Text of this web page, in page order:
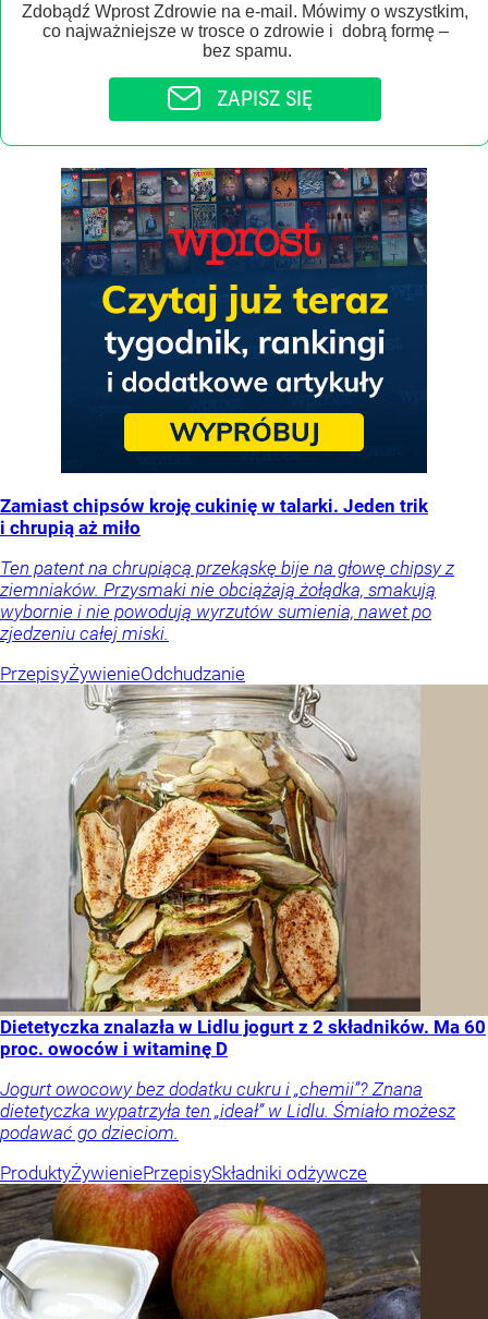
Zdobądź Wprost Zdrowie na e-mail. Mówimy o wszystkim,
co najważniejsze w trosce o zdrowie i dobrą formę –
bez spamu.
ZAPISZ SIĘ
Zamiast chipsów kroję cukinię w talarki. Jeden trik
i chrupią aż miło
Ten patent na chrupiącą przekąskę bije na głowę chipsy z
ziemniaków. Przysmaki nie obciążają żołądka, smakują
wybornie i nie powodują wyrzutów sumienia, nawet po
zjedzeniu całej miski.
PrzepisyŻywienieOdchudzanie
Dietetyczka znalazła w Lidlu jogurt z 2 składników. Ma 60
proc. owoców i witaminę D
Jogurt owocowy bez dodatku cukru i „chemii”? Znana
dietetyczka wypatrzyła ten „ideał” w Lidlu. Śmiało możesz
podawać go dzieciom.
ProduktyŻywieniePrzepisySkładniki odżywcze